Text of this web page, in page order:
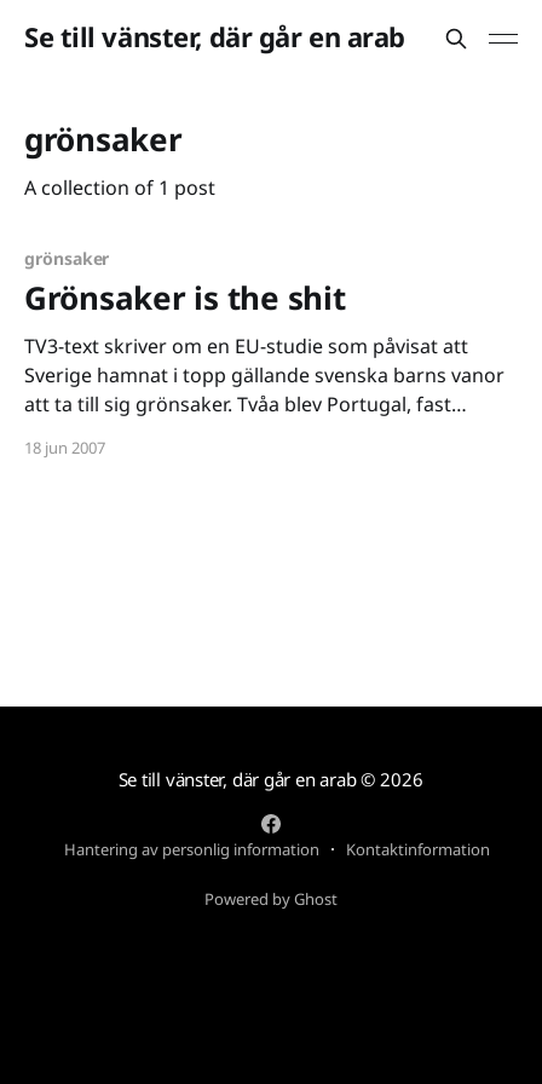
Se till vänster, där går en arab
grönsaker
A collection of 1 post
grönsaker
Grönsaker is the shit
TV3-text skriver om en EU-studie som påvisat att
Sverige hamnat i topp gällande svenska barns vanor
att ta till sig grönsaker. Tvåa blev Portugal, fast
[http://www.flickr.com/photos/ainudil/565673112/]
18 jun 2007
Se till vänster, där går en arab© 2026
Hantering av personlig information Kontaktinformation
Powered by Ghost